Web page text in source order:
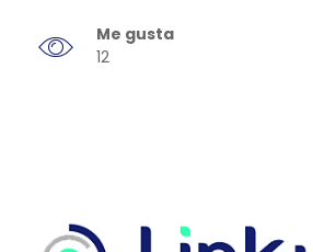
Me gusta
12